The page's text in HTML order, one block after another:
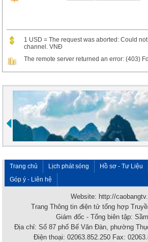
1 USD = The request was aborted: Could
channel. VNĐ
The remote server returned an error: (403)
Trang chủ Lịch phát sóng Hồ sơ - Tư Liệu
Góp ý - Liên hệ
Website: http://
Trang Thông tin điện tử tổng hợp
Giám đốc - Tổng biên tập:
Địa chỉ: Số 87 phố Bế Văn Đàn, phường
Điện thoại: 02063.852.250 Fax: